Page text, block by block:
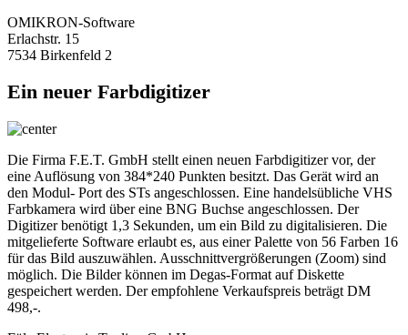
OMIKRON-Software
Erlachstr. 15
7534 Birkenfeld 2
Ein neuer Farbdigitizer
Die Firma F.E.T. GmbH stellt einen neuen Farbdigitizer vor, der
eine Auflösung von 384*240 Punkten besitzt. Das Gerät wird an
den Modul- Port des STs angeschlossen. Eine handelsübliche VHS
Farbkamera wird über eine BNG Buchse angeschlossen. Der
Digitizer benötigt 1,3 Sekunden, um ein Bild zu digitalisieren. Die
mitgelieferte Software erlaubt es, aus einer Palette von 56 Farben 16
für das Bild auszuwählen. Ausschnittvergrößerungen (Zoom) sind
möglich. Die Bilder können im Degas-Format auf Diskette
gespeichert werden. Der empfohlene Verkaufspreis beträgt DM
498,-.